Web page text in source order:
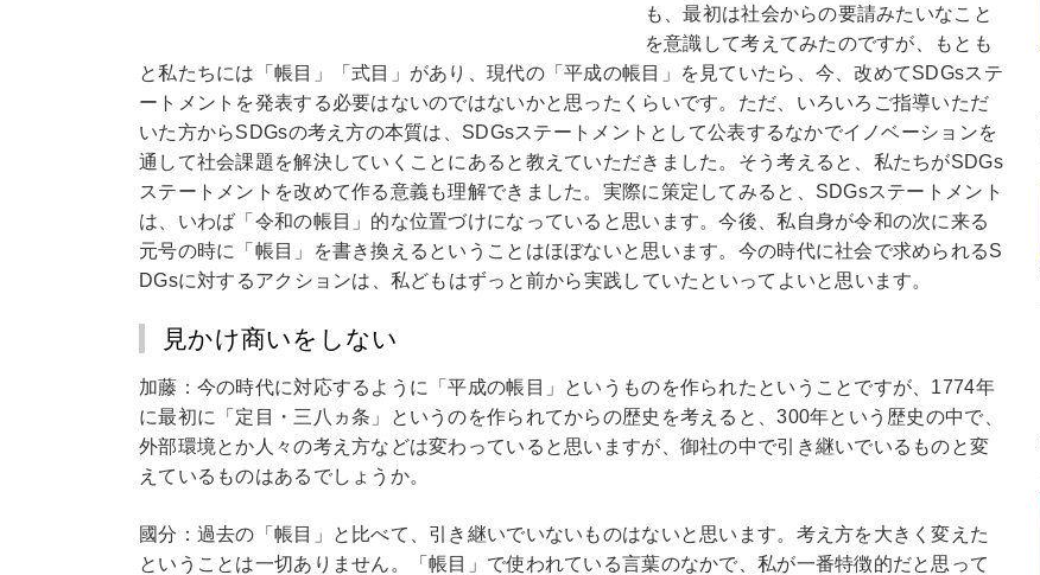
も、最初は社会からの要請みたいなこと
を意識して考えてみたのですが、もとも
と私たちには「帳目」「式目」があり、現代の「平成の帳目」を見ていたら、今、改めてSDGsステ
ートメントを発表する必要はないのではないかと思ったくらいです。ただ、いろいろご指導いただ
いた方からSDGsの考え方の本質は、SDGsステートメントとして公表するなかでイノベーションを
通して社会課題を解決していくことにあると教えていただきました。そう考えると、私たちがSDGs
ステートメントを改めて作る意義も理解できました。実際に策定してみると、SDGsステートメント
は、いわば「令和の帳目」的な位置づけになっていると思います。今後、私自身が令和の次に来る
元号の時に「帳目」を書き換えるということはほぼないと思います。今の時代に社会で求められるS
DGsに対するアクションは、私どもはずっと前から実践していたといってよいと思います。
見かけ商いをしない
加藤：今の時代に対応するように「平成の帳目」というものを作られたということですが、1774年
に最初に「定目・三八ヵ条」というのを作られてからの歴史を考えると、300年という歴史の中で、
外部環境とか人々の考え方などは変わっていると思いますが、御社の中で引き継いでいるものと変
えているものはあるでしょうか。
國分：過去の「帳目」と比べて、引き継いでいないものはないと思います。考え方を大きく変えた
ということは一切ありません。「帳目」で使われている言葉のなかで、私が一番特徴的だと思って